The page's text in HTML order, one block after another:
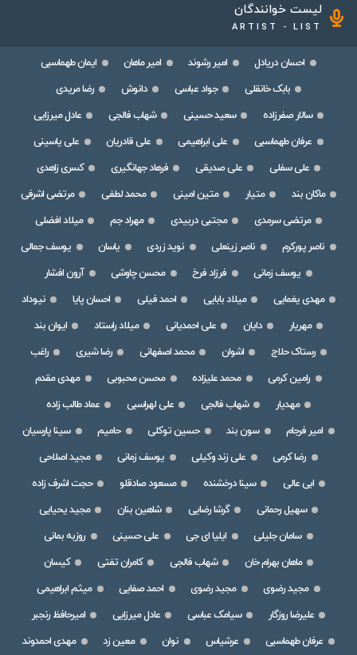
لیست خوانندگان
ARTIST - LIST
احسان دریادل امیر رشوند امیر ماهان
ایمان طهماسبی
بابک خانقلی
جواد عباسی دانوش
رضا مریدی
سالار صفرزاده
سعید حسینی شهاب فالجی
عادل میرزایی
عرفان طهماسبی
علی ابراهیمی علی قادریان
علی یاسینی
علی سفلی
علی صدیقی فرهاد جهانگیری
کسری زاهدی
ماکان بند
متیار متین امینی محمد لطفی
مرتضی اشرفی
مرتضی سرمدی
مجتبی دربیدی مهراد جم
میلاد افضلی
ناصر پورکرم
ناصر زینعلی نوید زردی یاسان
یوسف جمالی
یوسف زمانی
فرزاد فرخ محسن چاوشی
آرون افشار
مهدی یغمایی
میلاد بابایی احمد فیلی احسان پایا
نیوداد
مهریار
دایان علی احمدیانی میلاد راستاد
ایوان بند
رستاک حلاج
اشوان محمد اصفهانی رضا شیری
راغب
رامین کرمی
محمد علیزاده محسن محبوبی
مهدی مقدم
مهدیار
شهاب فالجی علی لهراسبی
عماد طالب زاده
امیر فرجام
سون بند حسین توکلی حامیم
سینا پارسیان
رضا کرمی
علی زند وکیلی یوسف زمانی
مجید اصلاحی
ابی عالی
سینا درخشنده مسعود صادقلو
حجت اشرف زاده
سهیل رحمانی
گرشا رضایی شاهین بنان
مجید یحیایی
سامان جلیلی
ایلیا ای جی علی حسینی
روزبه بمانی
ماهان بهرام خان
شهاب فالجی کامران تفتی
کیسان
مجید رضوی
مجید رضوی احمد صفایی
میثم ابراهیمی
علیرضا روزگار
سیامک عباسی عادل میرزایی
امیرحافظ رنجبر
عرفان طهماسبی
عرشیاس نوان معین زد مهدی احمدوند